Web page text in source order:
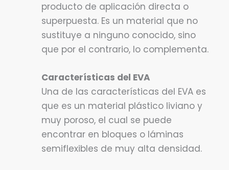
producto de aplicación directa o
superpuesta. Es un material que no
sustituye a ninguno conocido, sino
que por el contrario, lo complementa.
Características del EVA
Una de las características del EVA es
que es un material plástico liviano y
muy poroso, el cual se puede
encontrar en bloques o láminas
semiflexibles de muy alta densidad.